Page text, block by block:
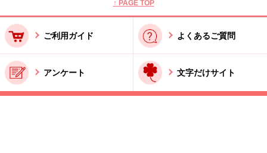
↑ PAGE TOP
ご利用ガイド よくあるご質問
アンケート 文字だけサイト